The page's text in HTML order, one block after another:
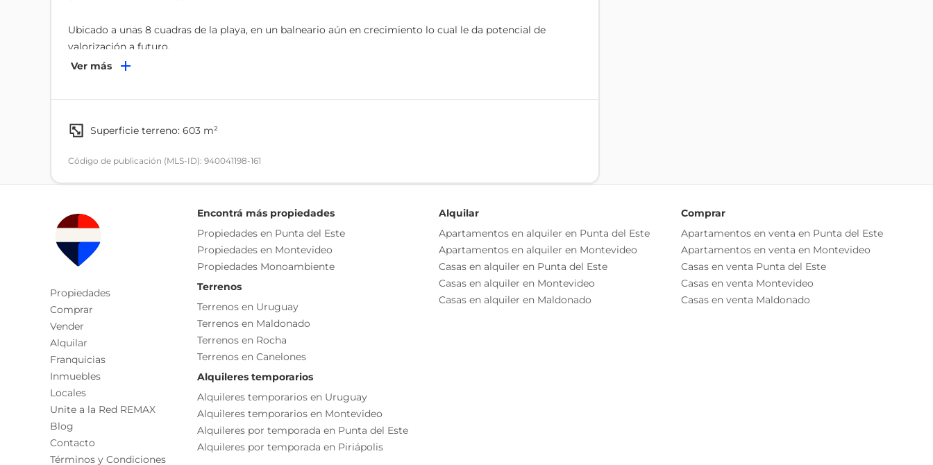
Ubicado a unas 8 cuadras de la playa, en un balneario aún en crecimiento lo cual le da potencial de
valorización a futuro.
Cada Oficina es de propiedad, gestión y desarrollo independiente
La presente publicación describe las características esenciales del inmueble, debiéndose consultar al
responsable de la operación por la eventual actualización de las medidas, descripciones arquitectónicas y
funcionales, servicios, impuestos, precios y demás información, cuyos valores son aproximados.
Ver más
superficie terreno: 603 m²
Código de publicación (MLS-ID): 940041198-161
Propiedades
Comprar
Vender
Alquilar
Franquicias
Inmuebles
Locales
Unite a la Red REMAX
Blog
Contacto
Términos y Condiciones
Encontrá más propiedades
Propiedades en Punta del Este
Propiedades en Montevideo
Propiedades Monoambiente
Terrenos
Terrenos en Uruguay
Terrenos en Maldonado
Terrenos en Rocha
Terrenos en Canelones
Alquileres temporarios
Alquileres temporarios en Uruguay
Alquileres temporarios en Montevideo
Alquileres por temporada en Punta del Este
Alquileres por temporada en Piriápolis
Alquilar
Apartamentos en alquiler en Punta del Este
Apartamentos en alquiler en Montevideo
Casas en alquiler en Punta del Este
Casas en alquiler en Montevideo
Casas en alquiler en Maldonado
Comprar
Apartamentos en venta en Punta del Este
Apartamentos en venta en Montevideo
Casas en venta Punta del Este
Casas en venta Montevideo
Casas en venta Maldonado